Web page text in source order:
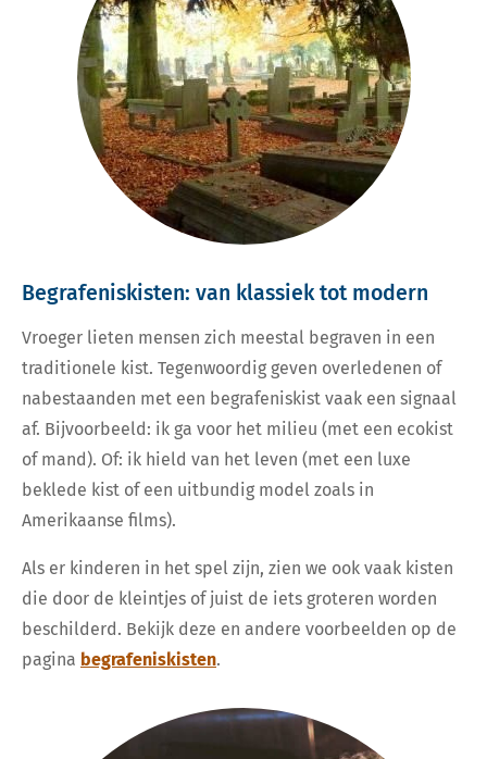
Begrafeniskisten: van klassiek tot modern
Vroeger lieten mensen zich meestal begraven in een
traditionele kist. Tegenwoordig geven overledenen of
nabestaanden met een begrafeniskist vaak een signaal
af. Bijvoorbeeld: ik ga voor het milieu (met een ecokist
of mand). Of: ik hield van het leven (met een luxe
beklede kist of een uitbundig model zoals in
Amerikaanse films).
Als er kinderen in het spel zijn, zien we ook vaak kisten
die door de kleintjes of juist de iets groteren worden
beschilderd. Bekijk deze en andere voorbeelden op de
pagina begrafeniskisten.